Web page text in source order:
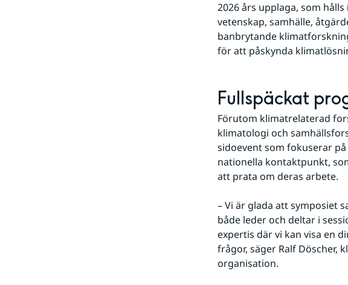
2026 års upplaga, som
vetenskap, samhälle,
banbrytande
för att påskynda
Fullspäckat
Förutom klimatrelaterad
klimatologi och
sidoevent som fokuserar
nationella kontaktpunkt,
att prata om deras arbete.
– Vi är glada att symposiet
både leder och deltar i
expertis där vi kan visa en
frågor, säger Ralf Döscher,
organisation.